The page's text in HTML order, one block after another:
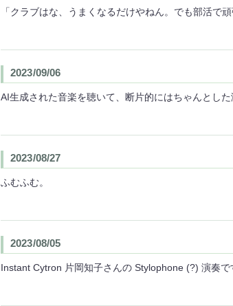
「クラブはな、うまくなるだけやねん。でも部活で
2023/09/06
AI生成された音楽を聴いて、断片的にはちゃんとし
2023/08/27
ふむふむ。
2023/08/05
Instant Cytron 片岡知子さんの Stylophone (?) 演奏